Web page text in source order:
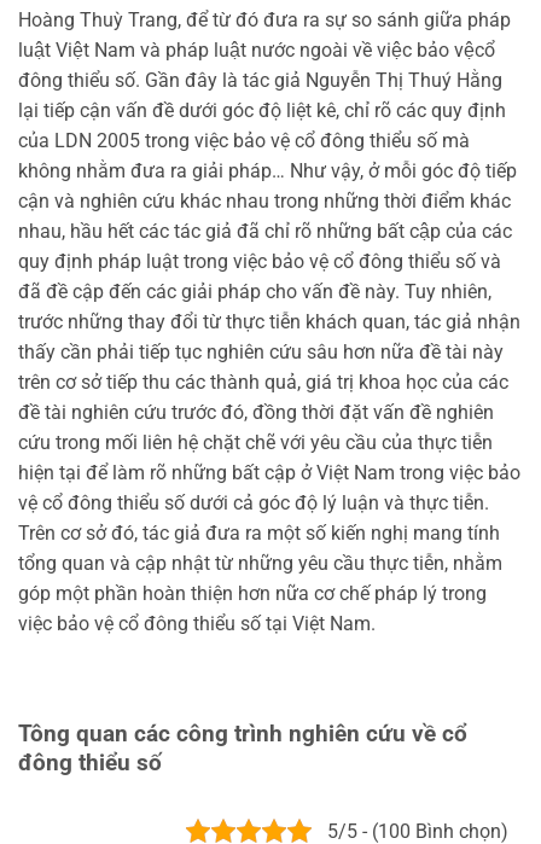
Hoàng Thuỳ Trang, để từ đó đưa ra sự so sánh giữa pháp
luật Việt Nam và pháp luật nước ngoài về việc bảo vệcổ
đông thiểu số. Gần đây là tác giả Nguyễn Thị Thuý Hằng
lại tiếp cận vấn đề dưới góc độ liệt kê, chỉ rõ các quy định
của LDN 2005 trong việc bảo vệ cổ đông thiểu số mà
không nhằm đưa ra giải pháp… Như vậy, ở mỗi góc độ tiếp
cận và nghiên cứu khác nhau trong những thời điểm khác
nhau, hầu hết các tác giả đã chỉ rõ những bất cập của các
quy định pháp luật trong việc bảo vệ cổ đông thiểu số và
đã đề cập đến các giải pháp cho vấn đề này. Tuy nhiên,
trước những thay đổi từ thực tiễn khách quan, tác giả nhận
thấy cần phải tiếp tục nghiên cứu sâu hơn nữa đề tài này
trên cơ sở tiếp thu các thành quả, giá trị khoa học của các
đề tài nghiên cứu trước đó, đồng thời đặt vấn đề nghiên
cứu trong mối liên hệ chặt chẽ với yêu cầu của thực tiễn
hiện tại để làm rõ những bất cập ở Việt Nam trong việc bảo
vệ cổ đông thiểu số dưới cả góc độ lý luận và thực tiễn.
Trên cơ sở đó, tác giả đưa ra một số kiến nghị mang tính
tổng quan và cập nhật từ những yêu cầu thực tiễn, nhằm
góp một phần hoàn thiện hơn nữa cơ chế pháp lý trong
việc bảo vệ cổ đông thiểu số tại Việt Nam.
Tông quan các công trình nghiên cứu về cổ
đông thiểu số
5/5 - (100 Bình chọn)